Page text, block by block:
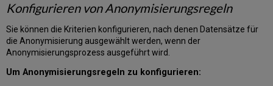
Konfigurieren von Anonymisierungsregeln
Sie können die Kriterien konfigurieren, nach denen Datensätze für
die Anonymisierung ausgewählt werden, wenn der
Anonymisierungsprozess ausgeführt wird.
Um Anonymisierungsregeln zu konfigurieren: